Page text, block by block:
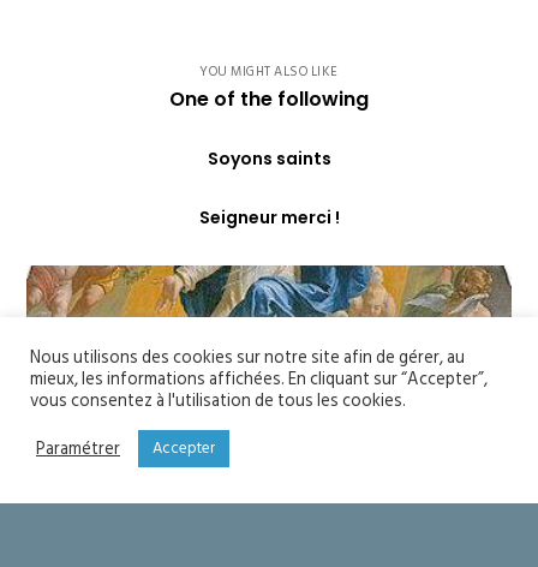
YOU MIGHT ALSO LIKE
One of the following
Soyons saints
Seigneur merci !
Nous utilisons des cookies sur notre site afin de gérer, au
mieux, les informations affichées. En cliquant sur “Accepter”,
vous consentez à l'utilisation de tous les cookies.
Paramétrer
Accepter